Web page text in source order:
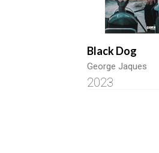
Black Dog
George Jaques
2023